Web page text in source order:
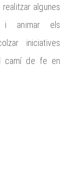
algunes
i animar els
iniciatives
camí de fe en